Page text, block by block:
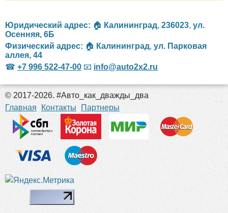
Юридический адрес: 🏠 Калининград, 236023, ул.
Осенняя, 6Б
Физический адрес: 🏠 Калининград, ул. Парковая
аллея, 44
☎ +7 996 522-47-00 📧 info@auto2x2.ru
© 2017-2026. #Авто_как_дважды_два
Главная
Контакты Партнеры